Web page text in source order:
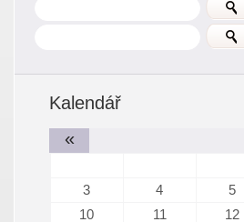
Kalendář
«
3 4 5
10
11 12